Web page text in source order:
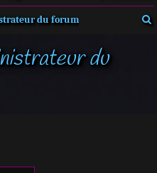
du forum
du